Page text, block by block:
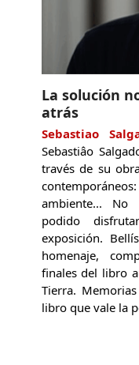
La solución
atrás
Sebastiao
Sebastiâo
través de su
ambiente... No
podido
exposición.
homenaje,
finales del libro
Tierra.
libro que vale la